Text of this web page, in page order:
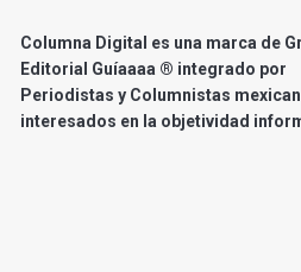
Columna Digital es una marca de
Editorial Guíaaaa ® integrado por
Periodistas y Columnistas
interesados en la objetividad